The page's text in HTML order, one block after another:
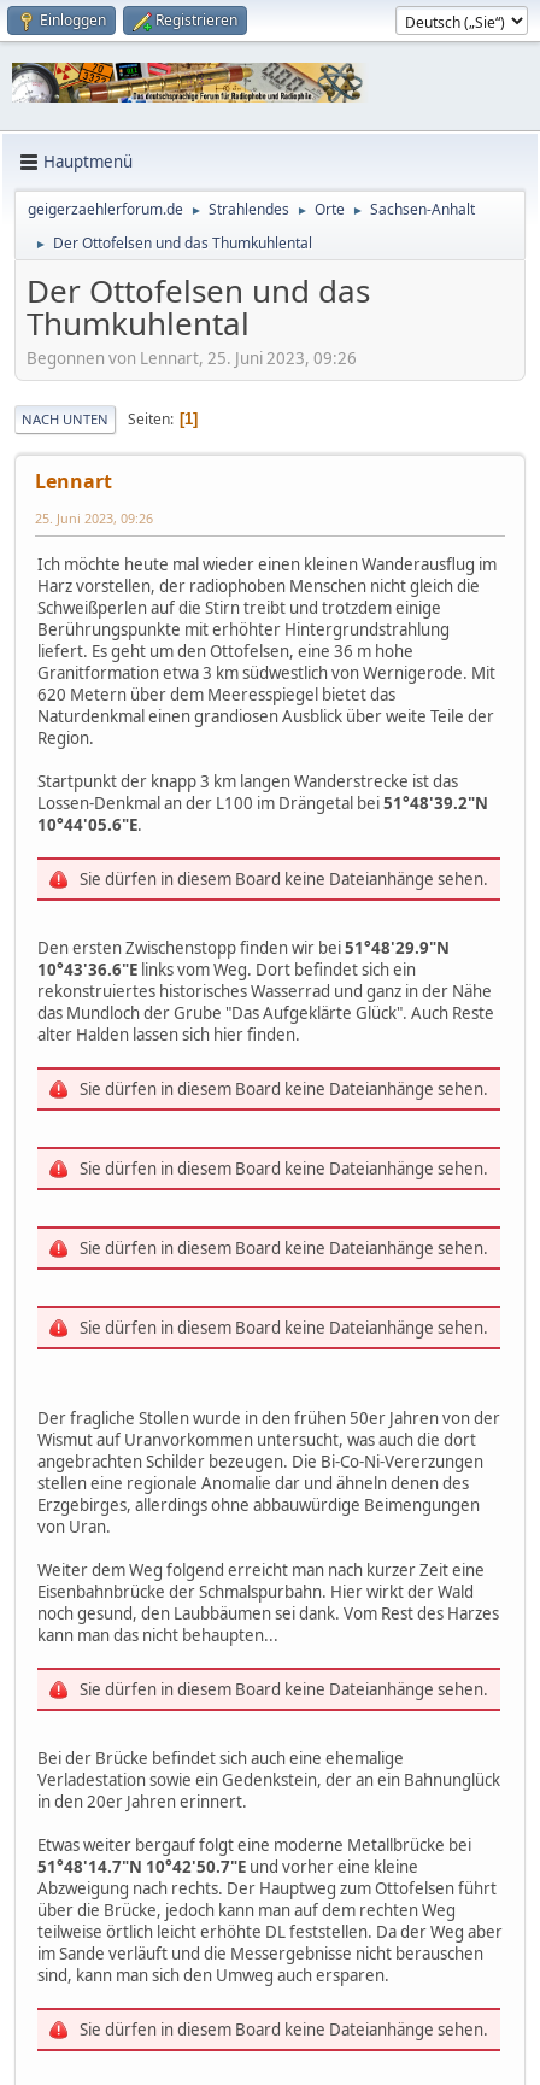
Einloggen Registrieren
Hauptmenü
geigerzaehlerforum.de ► Strahlendes ► Orte ► Sachsen-Anhalt
► Der Ottofelsen und das Thumkuhlental
Der Ottofelsen und das
Thumkuhlental
Begonnen von Lennart, 25. Juni 2023, 09:26
NACH UNTEN Seiten 1
Lennart
25. Juni 2023, 09:26
Ich möchte heute mal wieder einen kleinen Wanderausflug im
Harz vorstellen, der radiophoben Menschen nicht gleich die
Schweißperlen auf die Stirn treibt und trotzdem einige
Berührungspunkte mit erhöhter Hintergrundstrahlung
liefert. Es geht um den Ottofelsen, eine 36 m hohe
Granitformation etwa 3 km südwestlich von Wernigerode. Mit
620 Metern über dem Meeresspiegel bietet das
Naturdenkmal einen grandiosen Ausblick über weite Teile der
Region.
Startpunkt der knapp 3 km langen Wanderstrecke ist das
Lossen-Denkmal an der L100 im Drängetal bei51°48'39.2"N
10°44'05.6"E.
Sie dürfen in diesem Board keine Dateianhänge sehen.
Den ersten Zwischenstopp finden wir bei51°48'29.9"N
10°43'36.6"E links vom Weg. Dort befindet sich ein
rekonstruiertes historisches Wasserrad und ganz in der Nähe
das Mundloch der Grube "Das Aufgeklärte Glück". Auch Reste
alter Halden lassen sich hier finden.
Sie dürfen in diesem Board keine Dateianhänge sehen.
Sie dürfen in diesem Board keine Dateianhänge sehen.
Sie dürfen in diesem Board keine Dateianhänge sehen.
Sie dürfen in diesem Board keine Dateianhänge sehen.
Der fragliche Stollen wurde in den frühen 50er Jahren von der
Wismut auf Uranvorkommen untersucht, was auch die dort
angebrachten Schilder bezeugen. Die Bi-Co-Ni-Vererzungen
stellen eine regionale Anomalie dar und ähneln denen des
Erzgebirges, allerdings ohne abbauwürdige Beimengungen
von Uran.
Weiter dem Weg folgend erreicht man nach kurzer Zeit eine
Eisenbahnbrücke der Schmalspurbahn. Hier wirkt der Wald
noch gesund, den Laubbäumen sei dank. Vom Rest des Harzes
kann man das nicht behaupten...
Sie dürfen in diesem Board keine Dateianhänge sehen.
Bei der Brücke befindet sich auch eine ehemalige
Verladestation sowie ein Gedenkstein, der an ein Bahnunglück
in den 20er Jahren erinnert.
Etwas weiter bergauf folgt eine moderne Metallbrücke bei
51°48'14.7"N 10°42'50.7"E und vorher eine kleine
Abzweigung nach rechts. Der Hauptweg zum Ottofelsen führt
über die Brücke, jedoch kann man auf dem rechten Weg
teilweise örtlich leicht erhöhte DL feststellen. Da der Weg aber
im Sande verläuft und die Messergebnisse nicht berauschen
sind, kann man sich den Umweg auch ersparen.
Sie dürfen in diesem Board keine Dateianhänge sehen.